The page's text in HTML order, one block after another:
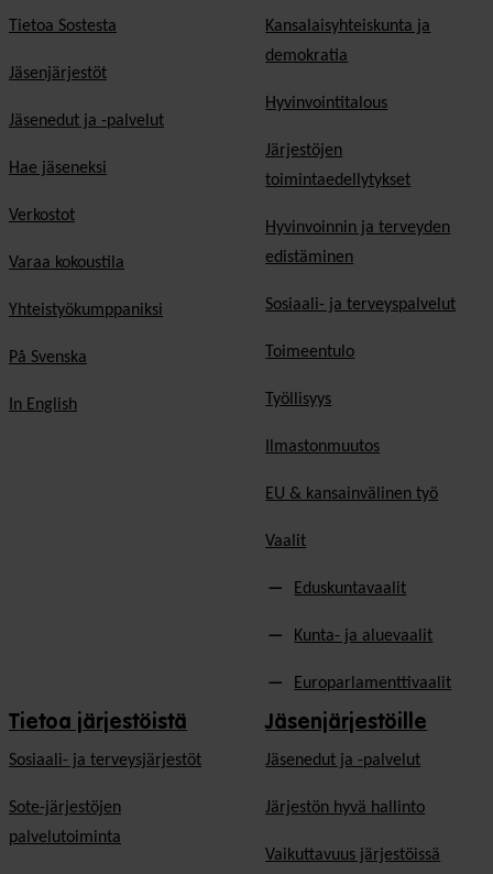
Tietoa Sostesta
Jäsenjärjestöt
Jäsenedut ja -palvelut
Hae jäseneksi
Verkostot
Varaa kokoustila
Yhteistyökumppaniksi
På Svenska
In English
Kansalaisyhteiskunta ja
demokratia
Hyvinvointitalous
Järjestöjen
toimintaedellytykset
Hyvinvoinnin ja terveyden
edistäminen
Sosiaali- ja terveyspalvelut
Toimeentulo
Työllisyys
Ilmastonmuutos
EU & kansainvälinen työ
Vaalit
Eduskuntavaalit
Kunta- ja aluevaalit
Europarlamenttivaalit
Tietoa järjestöistä
Sosiaali- ja terveysjärjestöt
Sote-järjestöjen
palvelutoiminta
Jäsenjärjestöille
Jäsen­edut ja -palvelut
Järjestön hyvä hallinto
Vaikuttavuus järjestöissä